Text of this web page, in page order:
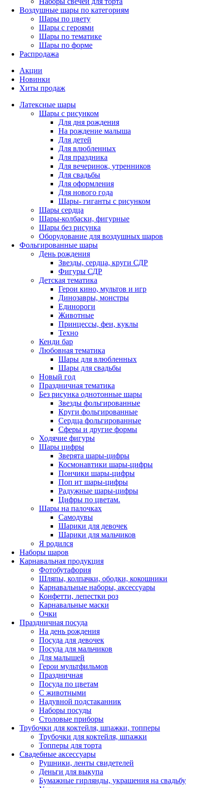
Воздушные шары по категориям
Шары по цвету
Шары с героями
Шары по тематике
Шары по форме
Распродажа
Акции
Новинки
Хиты продаж
Латексные шары
Шары с рисунком
Для дня рождения
На рождение малыша
Для детей
Для влюбленных
Для праздника
Для вечеринок, утренников
Для свадьбы
Для оформления
Для нового года
Шары- гиганты с рисунком
Шары сердца
Шары-колбаски, фигурные
Шары без рисунка
Оборудование для воздушных шаров
Фольгированные шары
День рождения
Звезды, сердца, круги СДР
Фигуры СДР
Детская тематика
Герои кино, мультов и игр
Динозавры, монстры
Единороги
Животные
Принцессы, феи, куклы
Техно
Кенди бар
Любовная тематика
Шары для влюбленных
Шары для свадьбы
Новый год
Праздничная тематика
Без рисунка однотонные шары
Звезды фольгированные
Круги фольгированные
Сердца фольгированные
Сферы и другие формы
Ходячие фигуры
Шары цифры
Зверята шары-цифры
Космонавтики шары-цифры
Пончики шары-цифры
Поп ит шары-цифры
Радужные шары-цифры
Цифры по цветам.
Шары на палочках
Самодувы
Шарики для девочек
Шарики для мальчиков
Я родился
Наборы шаров
Карнавальная продукция
Фотобутафория
Шляпы, колпачки, ободки, кокошники
Карнавальные наборы, аксессуары
Конфетти, лепестки роз
Карнавальные маски
Очки
Праздничная посуда
На день рождения
Посуда для девочек
Посуда для мальчиков
Для малышей
Герои мультфильмов
Праздничная
Посуда по цветам
С животными
Надувной подстаканник
Наборы посуды
Столовые приборы
Трубочки для коктейля, шпажки, топперы
Трубочки для коктейля, шпажки
Топперы для торта
Свадебные аксессуары
Рушники, ленты свидетелей
Деньги для выкупа
Бумажные гирлянды, украшения на свадьбу